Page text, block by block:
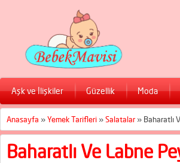
Aşk ve İlişkiler Güzellik Moda
Anasayfa »Yemek Tarifleri »Salatalar » Baharatlı
Baharatlı Ve Labne